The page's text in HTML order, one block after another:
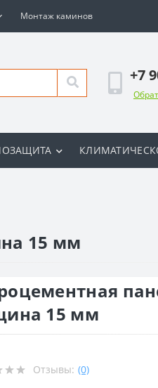
Монтаж каминов
+7
15 мм
15 мм
Отзывы: (0)